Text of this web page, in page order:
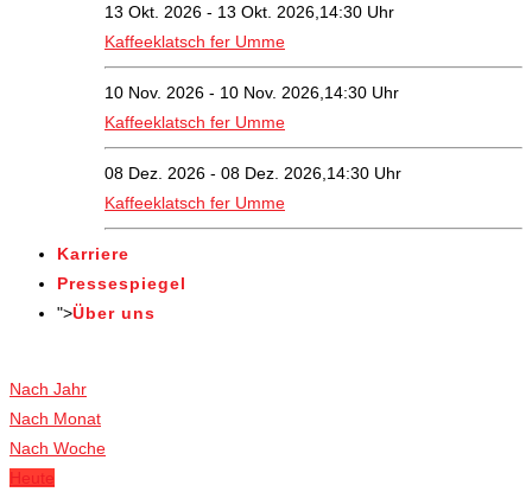
13 Okt. 2026 - 13 Okt. 2026,14:30 Uhr
Kaffeeklatsch fer Umme
10 Nov. 2026 - 10 Nov. 2026,14:30 Uhr
Kaffeeklatsch fer Umme
08 Dez. 2026 - 08 Dez. 2026,14:30 Uhr
Kaffeeklatsch fer Umme
Karriere
Pressespiegel
">Über uns
Nach Jahr
Nach Monat
Nach Woche
Heute